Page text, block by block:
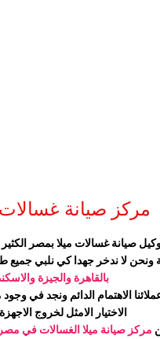
مركز صيانة غسالات
صيانة غسالات ميلابمصر
ونحن لا ندخر جهدا كي نلبي جميع
بالقاهرة والجيزة
الاهتمام الدائم ونجد في
الاختيار الامثل لخروج
مركز صيانة ميلا الغسالات في مصر